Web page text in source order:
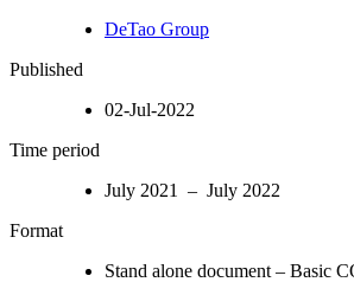
DeTao Group
Published
02-Jul-2022
Time period
July 2021 – July 2022
Format
Stand alone document – Basic